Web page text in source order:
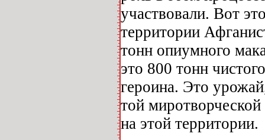
участвовали. Вот
территории
тонн опиумного
это 800 тонн
героина. Это
той
на этой территории.